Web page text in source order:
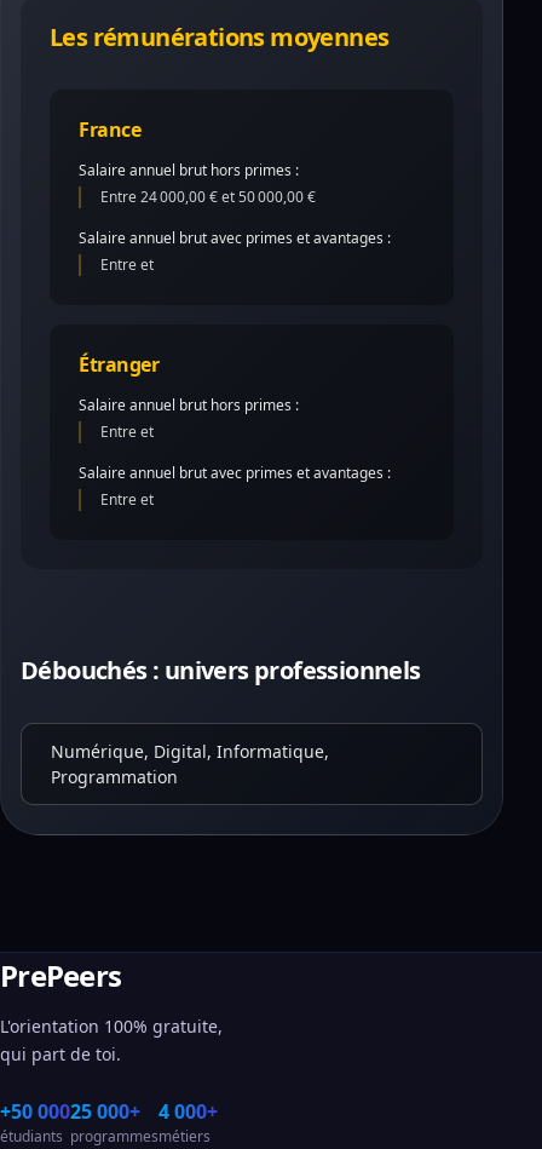
Les rémunérations moyennes
France
Salaire annuel brut hors primes :
Entre 24 000,00 € et 50 000,00 €
Salaire annuel brut avec primes et avantages :
Entre et
Étranger
Salaire annuel brut hors primes :
Entre et
Salaire annuel brut avec primes et avantages :
Entre et
Débouchés : univers professionnels
Numérique, Digital, Informatique,
Programmation
PrePeers
L'orientation 100% gratuite,
qui part de toi.
+50 000
étudiants
25 000+
programmes
4 000+
métiers